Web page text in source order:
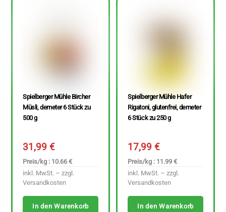
Spielberger Mühle Bircher
Müsli, demeter 6 Stück zu
500 g
31,99€
Preis/kg : 10.66 €
inkl. MwSt. – zzgl.
Versandkosten
In den Warenkorb
Spielberger Mühle Hafer
Rigatoni, glutenfrei, demeter
6 Stück zu 250 g
17,99€
Preis/kg : 11.99 €
inkl. MwSt. – zzgl.
Versandkosten
In den Warenkorb